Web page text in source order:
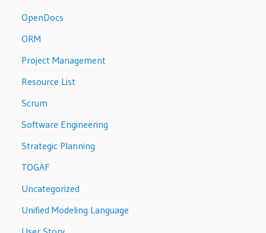
OpenDocs
ORM
Project Management
Resource List
Scrum
Software Engineering
Strategic Planning
TOGAF
Uncategorized
Unified Modeling Language